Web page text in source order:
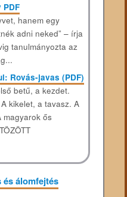
hanem egy
adni neked” – írja
tanulmányozta az
Rovás-javas (PDF)
betű, a kezdet.
kikelet, a tavasz. A
magyarok ős
és álomfejtés